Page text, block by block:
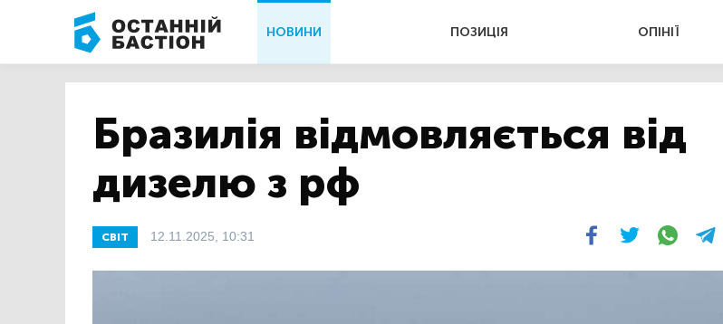
НОВИНИ ПОЗИЦІЯ ОПІНІЇ
Бразилія відмовляється від
дизелю з рф
СВІТ 12.11.2025, 10:31